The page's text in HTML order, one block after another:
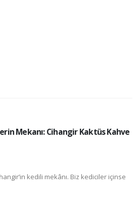
Mekanı: Cihangir Kaktüs Kahve
kedili mekânı. Biz kediciler içinse